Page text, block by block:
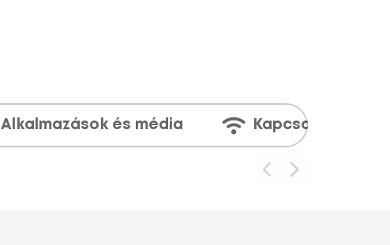
Alkalmazások és média Kapcsolatok